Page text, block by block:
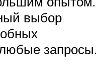
выбор
запросы.